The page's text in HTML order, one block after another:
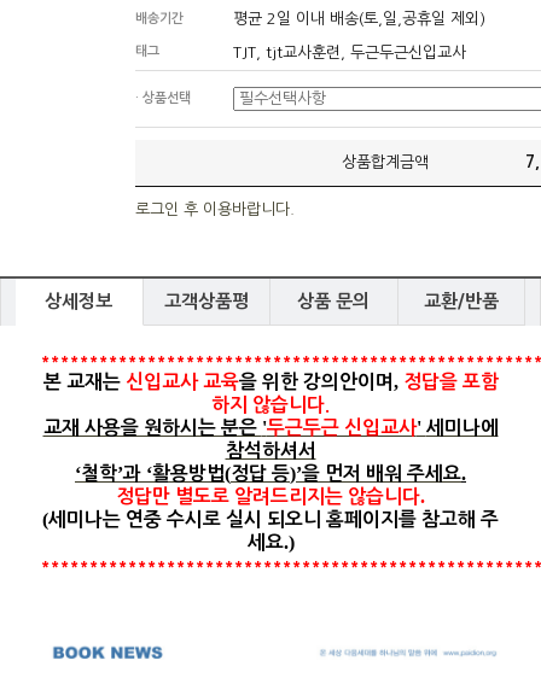
배송기간 평균 2일 이내 배송(토,일,공휴일 제외)
태그 TJT, tjt교사훈련, 두근두근신입교사
· 상품선택
상품합계금액
로그인 후 이용바랍니다.
상세정보 고객상품평 상품 문의 교환/반품
본 교재는 신입교사 교육을 위한 강의안이며 , 정답을 포함
하지 않습니다
교재 사용을 원하시는 분은 '두근두근 신입교사' 세미나에
참석하셔서
‘철학’과 ‘활용방법(정답 등)’을 먼저 배워 주세요.
정답만 별도로 알려드리지는 않습니다.
(세미나는 연중 수시로 실시 되오니 홈페이지를 참고해 주
세요.)